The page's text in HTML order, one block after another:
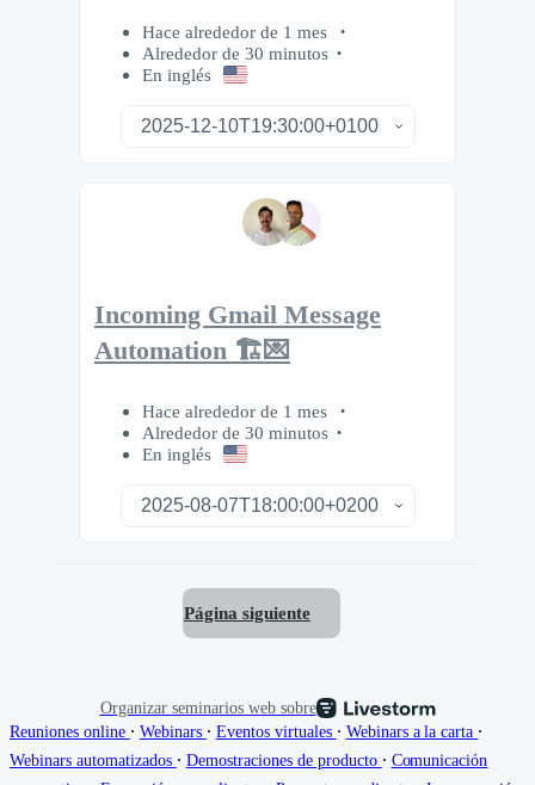
Hace alrededor de 1 mes
Alrededor de 30 minutos
En inglés
Incoming Gmail Message
Automation 🏗️💌
Hace alrededor de 1 mes
Alrededor de 30 minutos
En inglés
Página siguiente
Organizar seminarios web sobre
Reuniones online ∙ Webinars ∙ Eventos virtuales ∙ Webinars a la carta ∙
Webinars automatizados ∙ Demostraciones de producto ∙ Comunicación